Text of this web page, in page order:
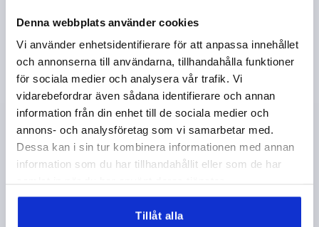
Denna webbplats använder cookies
Vi använder enhetsidentifierare för att anpassa innehållet
och annonserna till användarna, tillhandahålla funktioner
för sociala medier och analysera vår trafik. Vi
vidarebefordrar även sådana identifierare och annan
information från din enhet till de sociala medier och
annons- och analysföretag som vi samarbetar med.
Dessa kan i sin tur kombinera informationen med annan
information som du har tillhandahållit eller som de har
Tillåt alla
HANDRATT D1=125, PASSHÅL D2=12H7, ST.3,
TERMOPLAST, KOMP:STÅL SVARTOXIDERAD,
FÄLLBART HANDTAG
YTTERDIAMETER=125
FÄSTHÅL=12H7
UTFÖRANDE 1=PASSHÅL
MATERIAL KOMPONENT=STÅL
D=35
D3=25 D4=20 D5=M6 D6=20 A=47,5
A1=4
H=23,3
L=108,8 L1=18,5 L2=59,5 HÖJD=52,1